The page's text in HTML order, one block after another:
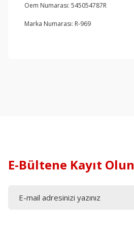
Oem Numarası: 545054787R
Marka Numarası: R-969
E-Bültene Kayıt Olun